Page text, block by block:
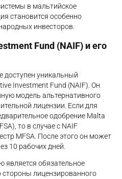
в мальтийское
становится особенно
инвесторов.
Fund (NAIF) и его
доступен уникальный
Investment Fund (NAIF). Он
модель альтернативного
лицензии. Если для
одобрение Malta
то в случае с NAIF
MFSA. После этого он может
10 рабочих дней.
является обязательное
лицензированного